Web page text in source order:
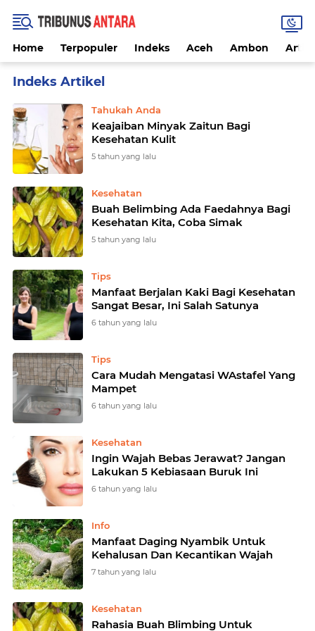
Home Terpopuler Indeks Aceh Ambon
Tahukah Anda
Keajaiban Minyak Zaitun Bagi
Kesehatan Kulit
5 tahun yang lalu
Kesehatan
Buah Belimbing Ada Faedahnya Bagi
Kesehatan Kita, Coba Simak
5 tahun yang lalu
Tips
Manfaat Berjalan Kaki Bagi Kesehatan
Sangat Besar, Ini Salah Satunya
6 tahun yang lalu
Tips
Cara Mudah Mengatasi WAstafel Yang
Mampet
6 tahun yang lalu
Kesehatan
Ingin Wajah Bebas Jerawat? Jangan
Lakukan 5 Kebiasaan Buruk Ini
6 tahun yang lalu
Info
Manfaat Daging Nyambik Untuk
Kehalusan Dan Kecantikan Wajah
7 tahun yang lalu
Kesehatan
Rahasia Buah Blimbing Untuk